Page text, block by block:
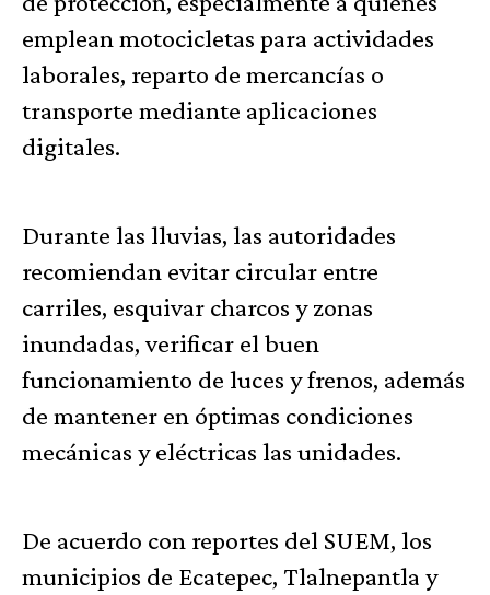
emplean motocicletas para actividades
laborales, reparto de mercancías o
transporte mediante aplicaciones
digitales.
Durante las lluvias, las autoridades
recomiendan evitar circular entre
carriles, esquivar charcos y zonas
inundadas, verificar el buen
funcionamiento de luces y frenos, además
de mantener en óptimas condiciones
mecánicas y eléctricas las unidades.
De acuerdo con reportes del SUEM, los
municipios de Ecatepec, Tlalnepantla y